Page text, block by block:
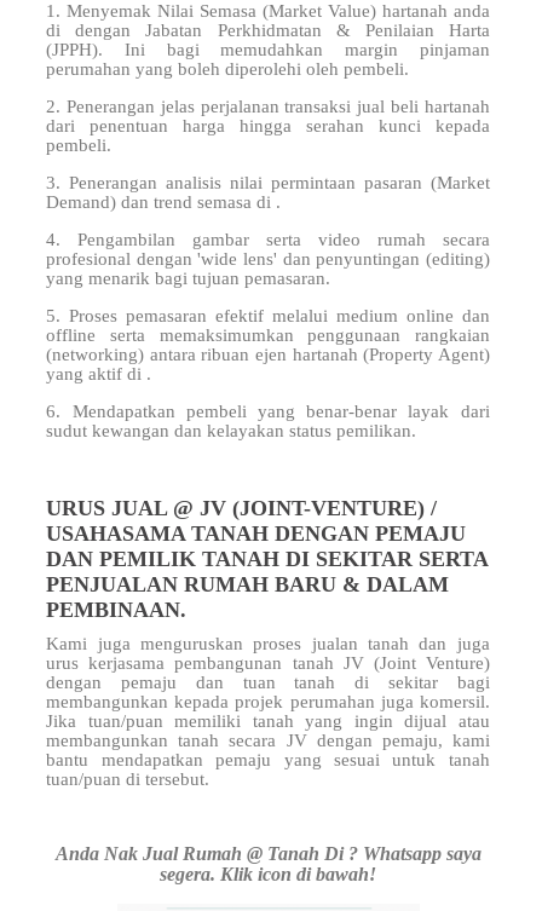
1. Menyemak Nilai Semasa (Market Value) hartanah anda
didengan Jabatan Perkhidmatan & Penilaian Harta
(JPPH). Ini bagi memudahkan margin pinjaman
perumahan yang boleh diperolehi oleh pembeli.
2. Penerangan jelas perjalanan transaksi jual beli hartanah
dari penentuan harga hingga serahan kunci kepada
pembeli.
3. Penerangan analisis nilai permintaan pasaran (Market
Demand) dan trend semasa di .
4. Pengambilan gambar serta video rumah secara
profesional dengan 'wide lens' dan penyuntingan (editing)
yang menarik bagi tujuan pemasaran.
5. Proses pemasaran efektif melalui medium online dan
offline serta memaksimumkan penggunaan rangkaian
(networking) antara ribuan ejen hartanah (Property Agent)
yang aktif di .
6. Mendapatkan pembeli yang benar-benar layak dari
sudut kewangan dan kelayakan status pemilikan.
URUS JUAL @ JV (JOINT-VENTURE) /
USAHASAMA TANAH DENGAN PEMAJU
DAN PEMILIK TANAH DI SEKITAR SERTA
PENJUALAN RUMAH BARU & DALAM
PEMBINAAN.
Kami juga menguruskan proses jualan tanah dan juga
urus kerjasama pembangunan tanah JV (Joint Venture)
dengan pemaju dan tuan tanah di sekitar bagi
membangunkan kepada projek perumahan juga komersil.
Jika tuan/puan memiliki tanah yang ingin dijual atau
membangunkan tanah secara JV dengan pemaju, kami
bantu mendapatkan pemaju yang sesuai untuk tanah
tuan/puan ditersebut.
Anda Nak Jual Rumah @ Tanah Di ? Whatsapp saya
segera. Klik icon di bawah!